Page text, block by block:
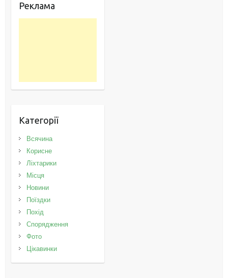
Реклама
Категорії
Всячина
Корисне
Ліхтарики
Місця
Новини
Поїздки
Похід
Спорядження
Фото
Цікавинки